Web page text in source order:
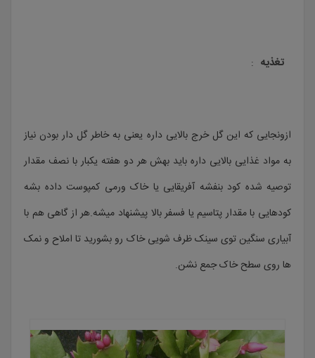
تغذیه :
ازونجایی که این گل خرج بالایی داره یعنی به خاطر گل دار بودن نیاز
به مواد غذایی بالایی داره باید بهش هر دو هفته یکبار با نصف مقدار
توصیه شده کود بنفشه آفریقایی یا خاک ورمی کمپوست داده بشه
کودهایی با مقدار پتاسیم یا فسفر بالا پیشنهاد میشه.هر از گاهی هم با
آبیاری سنگین توی سینک ظرف شویی خاک رو بشورید تا املاح و نمک
ها روی سطح خاک جمع نشن.